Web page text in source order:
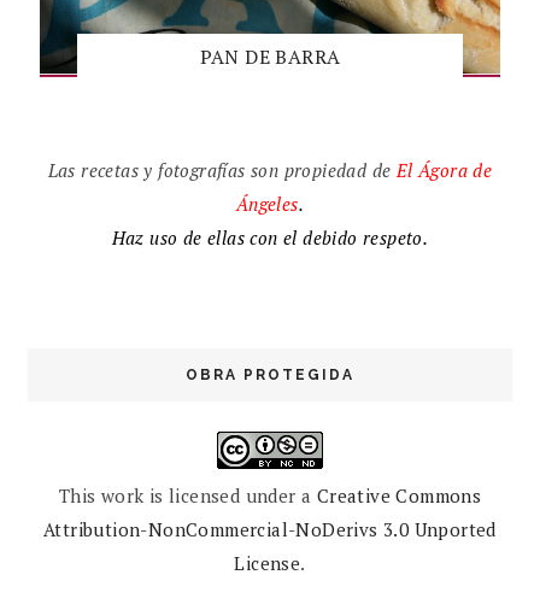
PAN DE BARRA
Las recetas y fotografías son propiedad de ElÁgora de
Ángeles.
Haz uso de ellas con el debido respeto.
OBRA PROTEGIDA
This work is licensed under a Creative Commons
Attribution-NonCommercial-NoDerivs 3.0 Unported
License.